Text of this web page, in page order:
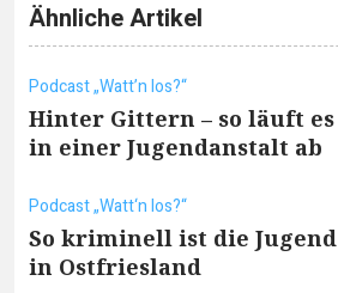
Ähnliche Artikel
Podcast „Watt’n los?“
Hinter Gittern – so läuft es
in einer Jugendanstalt ab
Podcast „Watt‘n los?“
So kriminell ist die Jugend
in Ostfriesland